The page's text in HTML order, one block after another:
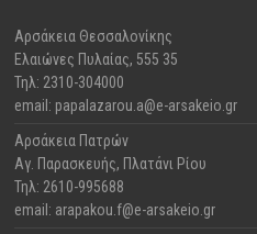
Αρσάκεια Θεσσαλονίκης
​Ελαιώνες Πυλαίας, 555 35
Τηλ: 2310-304000
email: papalazarou.a@e-arsakeio.gr
Αρσάκεια Πατρών
​Αγ. Παρασκευής, Πλατάνι Ρίου
Τηλ: 2610-995688
email: arapakou.f@e-arsakeio.gr